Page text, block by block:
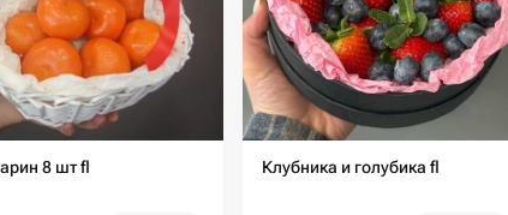
8 шт fl Клубника и голубика fl